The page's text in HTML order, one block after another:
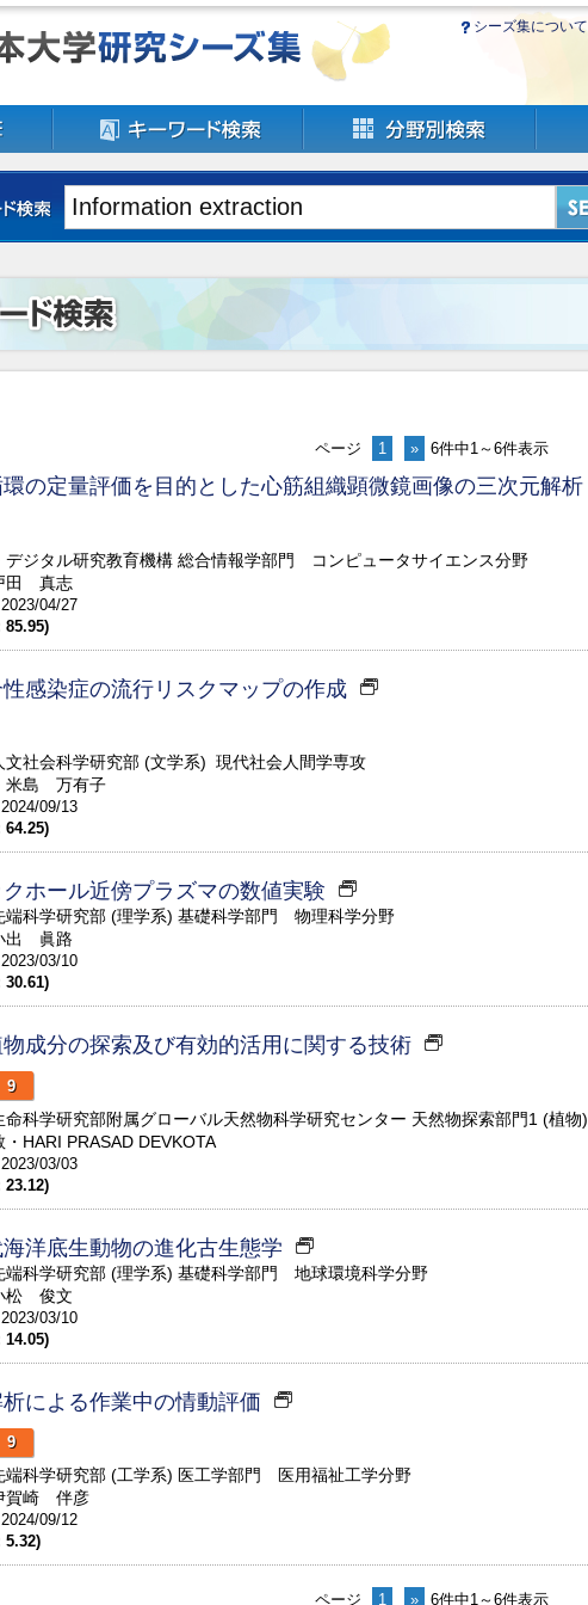
シーズ集について
ページ 1 » 6件中1～6件表示
の定量評価を目的とした心筋組織顕微鏡画像の三次元解析
デジタル研究教育機構 総合情報学部門 コンピュータサイエンス分野
田 真志
04/27
85.95)
感染症の流行リスクマップの作成
文社会科学研究部 (文学系) 現代社会人間学専攻
米島 万有子
09/13
64.25)
ホール近傍プラズマの数値実験
端科学研究部 (理学系) 基礎科学部門 物理科学分野
出 眞路
03/10
30.61)
成分の探索及び有効的活用に関する技術
9
命科学研究部附属グローバル天然物科学研究センター 天然物探索部門1 (植物)
・HARI PRASAD DEVKOTA
03/03
23.12)
洋底生動物の進化古生態学
端科学研究部 (理学系) 基礎科学部門 地球環境科学分野
松 俊文
03/10
14.05)
析による作業中の情動評価
9
端科学研究部 (工学系) 医工学部門 医用福祉工学分野
賀崎 伴彦
09/12
5.32)
ページ 1 » 6件中1～6件表示